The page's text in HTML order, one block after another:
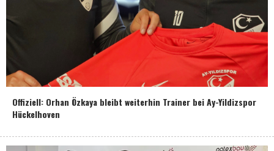
Offiziell: Orhan Özkaya bleibt weiterhin Trainer bei Ay-Yildizspor
Hückelhoven